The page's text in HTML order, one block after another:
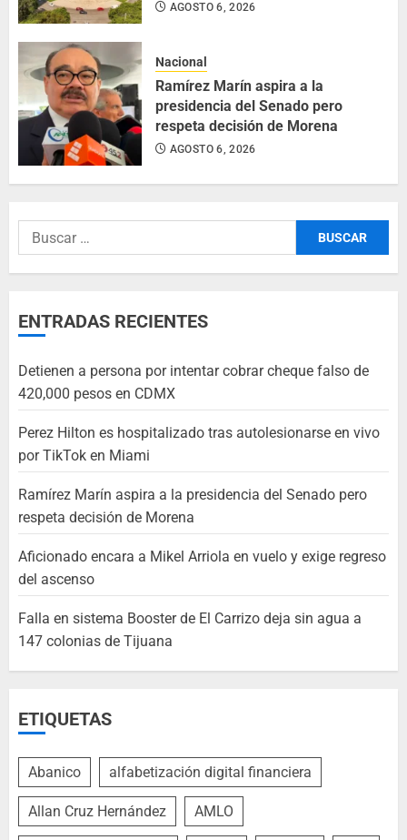
AGOSTO 6, 2026
Nacional
Ramírez Marín aspira a la
presidencia del Senado pero
respeta decisión de Morena
AGOSTO 6, 2026
ENTRADAS RECIENTES
Detienen a persona por intentar cobrar cheque falso de
420,000 pesos en CDMX
Perez Hilton es hospitalizado tras autolesionarse en vivo
por TikTok en Miami
Ramírez Marín aspira a la presidencia del Senado pero
respeta decisión de Morena
Aficionado encara a Mikel Arriola en vuelo y exige regreso
del ascenso
Falla en sistema Booster de El Carrizo deja sin agua a
147 colonias de Tijuana
ETIQUETAS
Abanico alfabetización digital financiera
Allan Cruz Hernández AMLO